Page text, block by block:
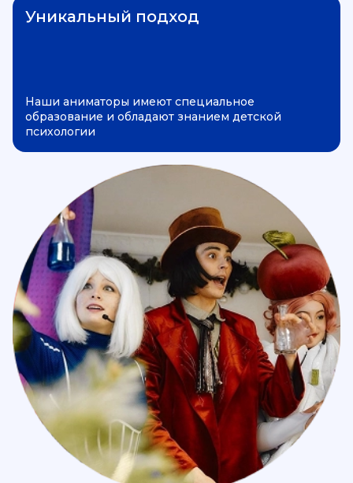
Уникальный подход
Наши аниматоры имеют специальное
образование и обладают знанием детской
психологии